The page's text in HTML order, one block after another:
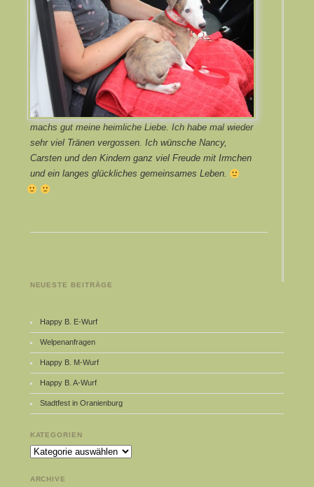
machs gut meine heimliche Liebe. Ich habe mal wieder
sehr viel Tränen vergossen. Ich wünsche Nancy,
Carsten und den Kindern ganz viel Freude mit Irmchen
und ein langes glückliches gemeinsames Leben.
NEUESTE BEITRÄGE
Happy B. E-Wurf
Welpenanfragen
Happy B. M-Wurf
Happy B. A-Wurf
Stadtfest in Oranienburg
KATEGORIEN
Kategorien
ARCHIVE